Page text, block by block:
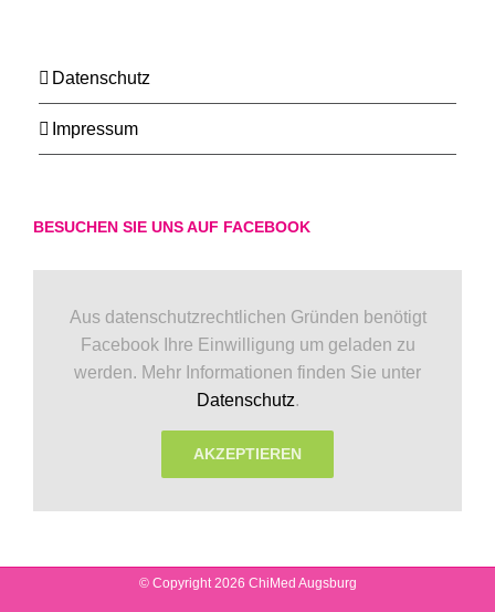
Datenschutz
Impressum
BESUCHEN SIE UNS AUF FACEBOOK
Aus datenschutzrechtlichen Gründen benötigt
Facebook Ihre Einwilligung um geladen zu
werden. Mehr Informationen finden Sie unter
Datenschutz.
AKZEPTIEREN
© Copyright 2026 ChiMed Augsburg